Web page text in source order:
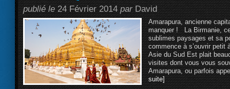
publié le 24 Février 2014 parDavid
Amarapura, ancienne
manquer ! La Birmanie,
sublimes paysages et sa
commence à s’ouvrir petit
Asie du Sud Est plait
visites dont vous vous
Amarapura, ou parfois
suite]